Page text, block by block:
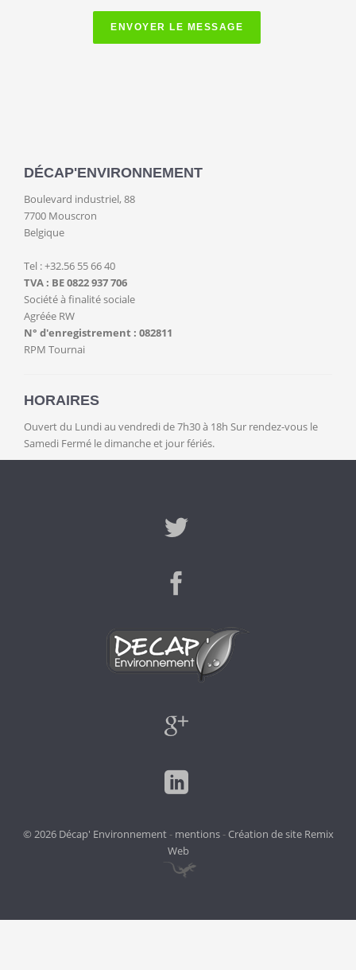
ENVOYER LE MESSAGE
DÉCAP'ENVIRONNEMENT
Boulevard industriel, 88
7700 Mouscron
Belgique
Tel : +32.56 55 66 40
TVA : BE 0822 937 706
Société à finalité sociale
Agréée RW
N° d'enregistrement : 082811
RPM Tournai
HORAIRES
Ouvert du Lundi au vendredi de 7h30 à 18h Sur rendez-vous le
Samedi Fermé le dimanche et jour fériés.
© 2026 Décap' Environnement- mentions- Création de site Remix
Web